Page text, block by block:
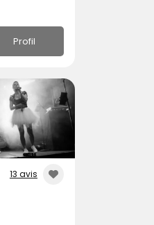
Profil
13 avis